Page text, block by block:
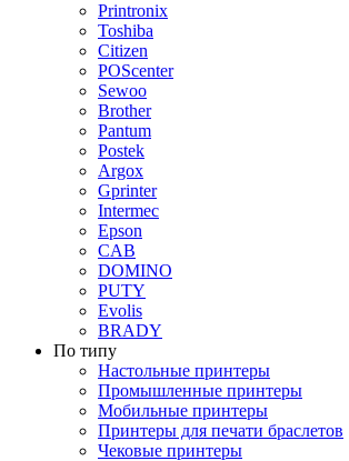
Printronix
Toshiba
Citizen
POScenter
Sewoo
Brother
Pantum
Postek
Argox
Gprinter
Intermec
Epson
CAB
DOMINO
PUTY
Evolis
BRADY
По типу
Настольные принтеры
Промышленные принтеры
Мобильные принтеры
Принтеры для печати браслетов
Чековые принтеры